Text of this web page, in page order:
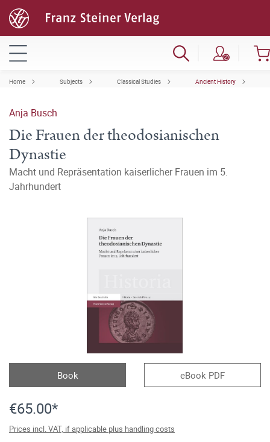
Home Subjects Classical Studies Ancient History
Anja Busch
Die Frauen der theodosianischen
Dynastie
Macht und Repräsentation kaiserlicher Frauen im 5.
Jahrhundert
Book eBook PDF
€65.00*
Prices incl. VAT, if applicable plus handling costs